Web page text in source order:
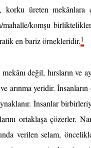
korku üreten
komşu
en bariz örnekleridir.1
değil, hırsların ve
arınma yeridir.
İnsanlar
ortaklaşa çözerler.
verilen selam,